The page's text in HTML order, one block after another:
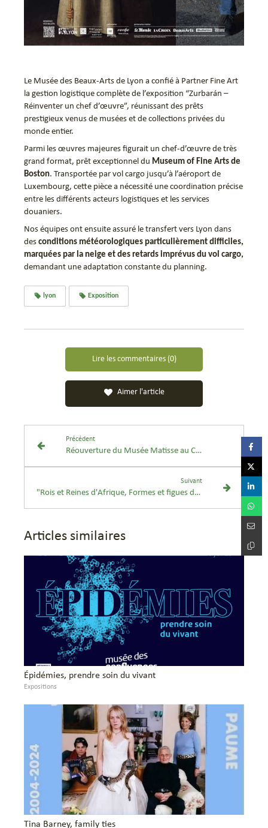
Le Musée des Beaux-Arts de Lyon a confié à Partner Fine Art
la gestion logistique complète de l’exposition “Zurbarán –
Réinventer un chef d’œuvre”, réunissant des prêts
prestigieux venus de musées et de collections privées du
monde entier.
Parmi les œuvres majeures figurait un chef-d’œuvre de très
grand format, prêt exceptionnel du Museum of Fine Arts de
Boston. Transportée par vol cargo jusqu’à l’aéroport de
Luxembourg, cette pièce a nécessité une coordination précise
entre les différents acteurs logistiques et les services
douaniers.
Nos équipes ont ensuite assuré le transfert vers Lyon dans
des conditions météorologiques particulièrement difficiles,
marquées par la neige et des retards imprévus du vol cargo,
demandant une adaptation constante du planning.
lyon Exposition
Lire les commentaires (0)
Aimer l'article
Précédent
Réouverture du Musée Matisse au Cateau-Cambrésis
Suivant
"Rois et Reines d'Afrique, Formes et figues du pouvoir" au Louvre Abu Dhabi
Articles similaires
Épidémies, prendre soin du vivant
Expositions
Tina Barney, family ties